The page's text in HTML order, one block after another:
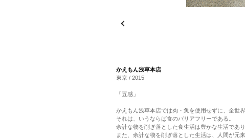
かえもん浅草本店
東京 / 2015
「五感」
かえもん浅草本店では肉・魚を使用せずに、全世
それは、いうならば食のバリアフリーである。
余計な物を削ぎ落とした食生活は豊かな生活であ
また、余計な物を削ぎ落とした生活は、人間が元